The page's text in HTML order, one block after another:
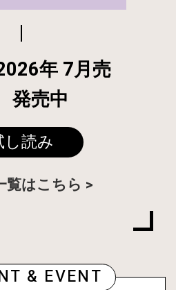
年 7月売
売中
し読み
覧はこちら
& EVENT